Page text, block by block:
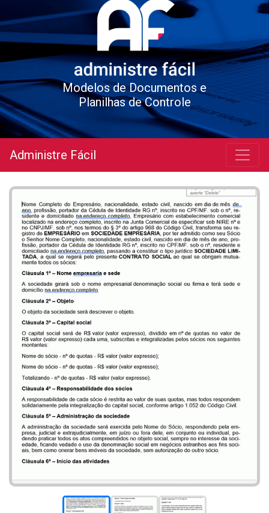
Modelos de Documentos e
Planilhas de Controle
Administre Fácil